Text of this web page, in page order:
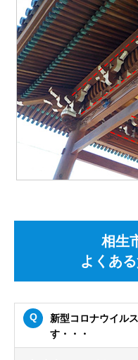
相生
よくあ
新型コロナウイル
す・・・